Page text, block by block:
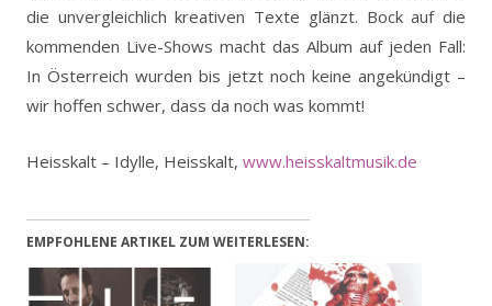
die unvergleichlich kreativen Texte glänzt. Bock auf die
kommenden Live-Shows macht das Album auf jeden Fall:
In Österreich wurden bis jetzt noch keine angekündigt –
wir hoffen schwer, dass da noch was kommt!
Heisskalt – Idylle, Heisskalt, www.heisskaltmusik.de
EMPFOHLENE ARTIKEL ZUM WEITERLESEN: